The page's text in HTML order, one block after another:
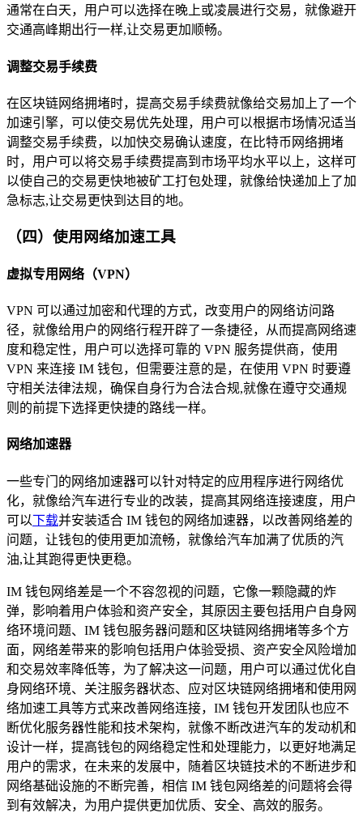
通常在白天，用户可以选择在晚上或凌晨进行交易，就像避开
交通高峰期出行一样,让交易更加顺畅。
调整交易手续费
在区块链网络拥堵时，提高交易手续费就像给交易加上了一个
加速引擎，可以使交易优先处理，用户可以根据市场情况适当
调整交易手续费，以加快交易确认速度，在比特币网络拥堵
时，用户可以将交易手续费提高到市场平均水平以上，这样可
以使自己的交易更快地被矿工打包处理，就像给快递加上了加
急标志,让交易更快到达目的地。
（四）使用网络加速工具
虚拟专用网络（VPN）
VPN 可以通过加密和代理的方式，改变用户的网络访问路
径，就像给用户的网络行程开辟了一条捷径，从而提高网络速
度和稳定性，用户可以选择可靠的 VPN 服务提供商，使用
VPN 来连接 IM 钱包，但需要注意的是，在使用 VPN 时要遵
守相关法律法规，确保自身行为合法合规,就像在遵守交通规
则的前提下选择更快捷的路线一样。
网络加速器
一些专门的网络加速器可以针对特定的应用程序进行网络优
化，就像给汽车进行专业的改装，提高其网络连接速度，用户
可以下载并安装适合 IM 钱包的网络加速器，以改善网络差的
问题，让钱包的使用更加流畅，就像给汽车加满了优质的汽
油,让其跑得更快更稳。
IM 钱包网络差是一个不容忽视的问题，它像一颗隐藏的炸
弹，影响着用户体验和资产安全，其原因主要包括用户自身网
络环境问题、IM 钱包服务器问题和区块链网络拥堵等多个方
面，网络差带来的影响包括用户体验受损、资产安全风险增加
和交易效率降低等，为了解决这一问题，用户可以通过优化自
身网络环境、关注服务器状态、应对区块链网络拥堵和使用网
络加速工具等方式来改善网络连接，IM 钱包开发团队也应不
断优化服务器性能和技术架构，就像不断改进汽车的发动机和
设计一样，提高钱包的网络稳定性和处理能力，以更好地满足
用户的需求，在未来的发展中，随着区块链技术的不断进步和
网络基础设施的不断完善，相信 IM 钱包网络差的问题将会得
到有效解决，为用户提供更加优质、安全、高效的服务。